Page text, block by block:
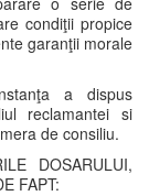
condiţii propice
garanţii morale
a dispus
reclamantei si
de consiliu.
DOSARULUI,
FAPT: